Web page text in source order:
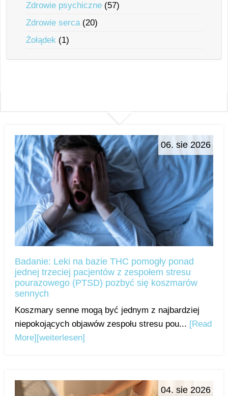
Zdrowie psychiczne (57)
Zdrowie serca(20)
Żołądek (1)
06. sie 2026
Badanie: Leki na bazie THC pomogły ponad
jednej trzeciej pacjentów z zespołem stresu
pourazowego (PTSD) pozbyć się koszmarów
sennych
Koszmary senne mogą być jednym z najbardziej
niepokojących objawów zespołu stresu pou... [Read
More] [weiterlesen]
04. sie 2026